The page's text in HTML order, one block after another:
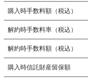
購入時手数料額（税込）
解約時手数料率（税込）
解約時手数料額（税込）
購入時信託財産留保額